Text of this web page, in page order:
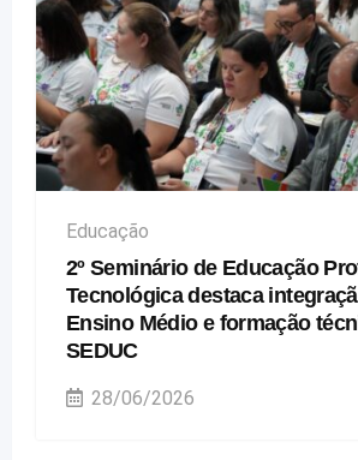
Educação
2º Seminário de Educação
Tecnológica destaca
Ensino Médio e formação
SEDUC
28/06/2026